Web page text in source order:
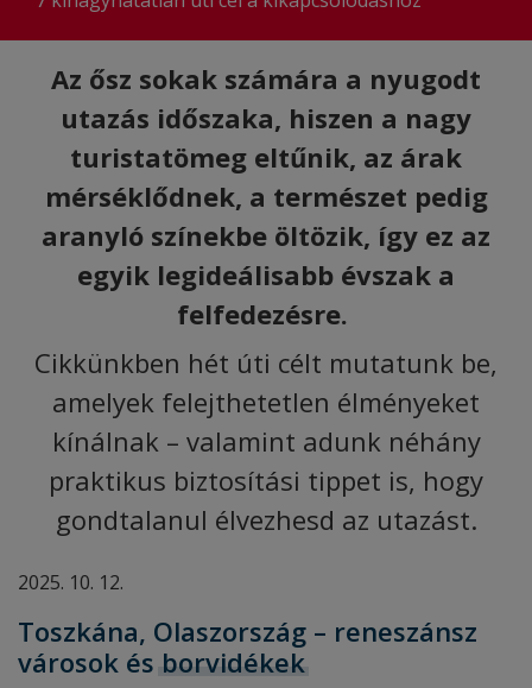
Az ősz sokak számára a nyugodt
utazás időszaka, hiszen a nagy
turistatömeg eltűnik, az árak
mérséklődnek, a természet pedig
aranyló színekbe öltözik, így ez az
egyik legideálisabb évszak a
felfedezésre.
Cikkünkben hét úti célt mutatunk be,
amelyek felejthetetlen élményeket
kínálnak – valamint adunk néhány
praktikus biztosítási tippet is, hogy
gondtalanul élvezhesd az utazást.
2025. 10. 12.
Toszkána, Olaszország – reneszánsz
városok és borvidékek